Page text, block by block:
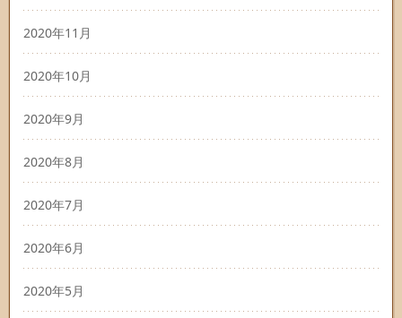
2020年11月
2020年10月
2020年9月
2020年8月
2020年7月
2020年6月
2020年5月